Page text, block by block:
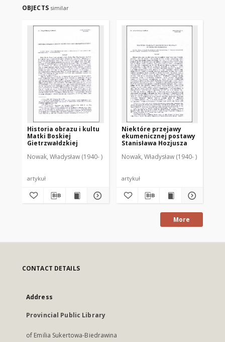
OBJECTS similar
Historia obrazu i kultu
Matki Boskiej
Gietrzwałdzkiej
Nowak, Władysław (1940- )
artykuł
Niektóre przejawy
ekumenicznej postawy
Stanisława Hozjusza
Nowak, Władysław (1940- )
artykuł
More
CONTACT DETAILS
Address
Provincial Public Library
of Emilia Sukertowa-Biedrawina